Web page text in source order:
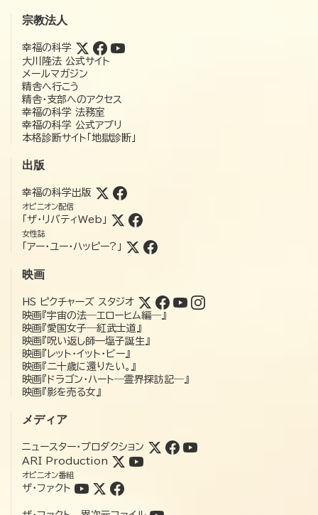
宗教法人
幸福の科学
大川隆法 公式サイト
メールマガジン
精舎へ行こう
精舎・支部へのアクセス
幸福の科学 法務室
幸福の科学 公式アプリ
本格診断サイト「地獄診断」
出版
幸福の科学出版
オピニオン配信
「ザ・リバティWeb」
女性誌
「アー・ユー・ハッピー?」
映画
HS ピクチャーズ スタジオ
映画『宇宙の法―エローヒム編―』
映画『愛国女子―紅武士道』
映画『呪い返し師—塩子誕生』
映画『レット・イット・ビー』
映画『二十歳に還りたい。』
映画『ドラゴン・ハート―霊界探訪記―』
映画『影を売る女』
メディア
ニュースター・プロダクション
ARI Production
オピニオン番組
ザ・ファクト